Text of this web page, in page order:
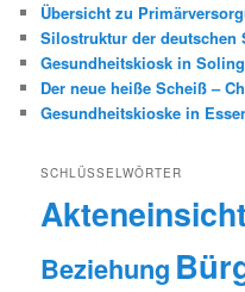
Übersicht zu
Silostruktur der deutschen
Gesundheitskiosk in
Der neue heiße Scheiß –
Gesundheitskioske in
SCHLÜSSELWÖRTER
Akteneinsicht
Beziehung